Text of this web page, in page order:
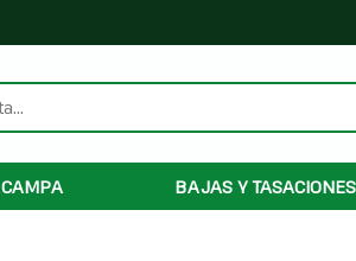
CAMPA BAJAS Y TASACIONES